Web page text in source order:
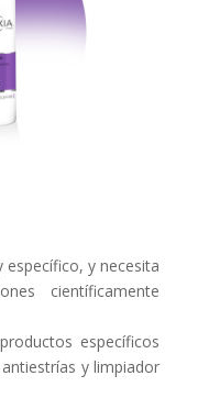
específico, y necesita
científicamente
específicos
y limpiador